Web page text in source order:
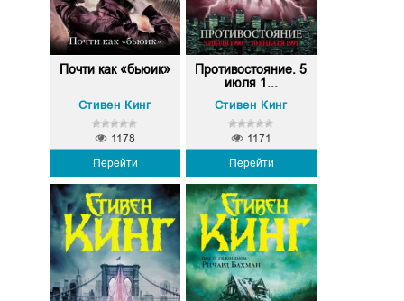
Почти как «бьюик»
Стивен Кинг
Перейти
1178
Противостояние. 5
июля 1...
Стивен Кинг
Перейти
1171